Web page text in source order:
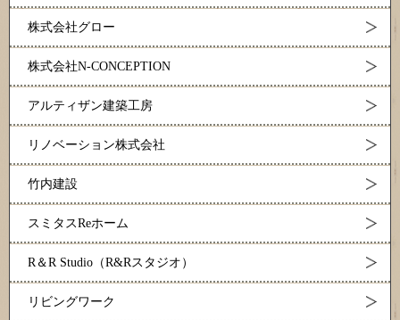
株式会社グロー
株式会社N-CONCEPTION
アルティザン建築工房
リノベーション株式会社
竹内建設
スミタスReホーム
R＆R Studio（R&Rスタジオ）
リビングワーク